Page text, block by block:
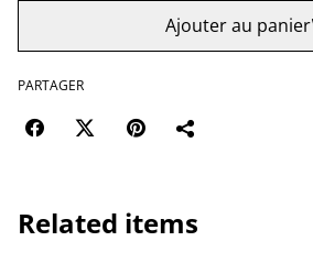
Ajouter au panier
PARTAGER
Related items